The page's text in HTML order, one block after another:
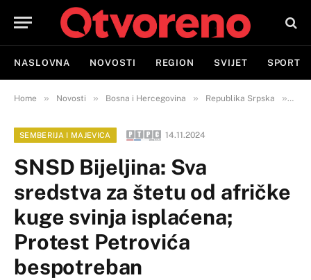
NASLOVNA NOVOSTI REGION SVIJET SPORT
Home » Novosti » Bosna i Hercegovina » Republika Srpska »
SEMBERIJA I MAJEVICA 14.11.2024
SNSD Bijeljina: Sva
sredstva za štetu od afričke
kuge svinja isplaćena;
Protest Petrovića
bespotreban